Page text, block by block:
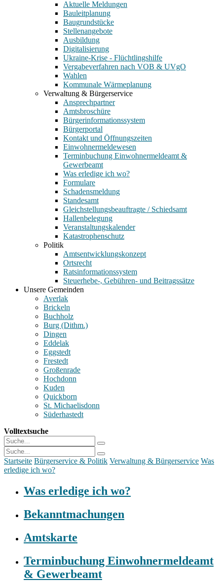
Aktuelle Meldungen
Bauleitplanung
Baugrundstücke
Stellenangebote
Ausbildung
Digitalisierung
Ukraine-Krise - Flüchtlingshilfe
Vergabeverfahren nach VOB & UVgO
Wahlen
Kommunale Wärmeplanung
Verwaltung & Bürgerservice
Ansprechpartner
Amtsbroschüre
Bürgerinformationssystem
Bürgerportal
Kontakt und Öffnungszeiten
Einwohnermeldewesen
Terminbuchung Einwohnermeldeamt &
Gewerbeamt
Was erledige ich wo?
Formulare
Schadensmeldung
Standesamt
Gleichstellungsbeauftragte / Schiedsamt
Hallenbelegung
Veranstaltungskalender
Katastrophenschutz
Politik
Amtsentwicklungskonzept
Ortsrecht
Ratsinformationssystem
Steuerhebe-, Gebühren- und Beitragssätze
Unsere Gemeinden
Averlak
Brickeln
Buchholz
Burg (Dithm.)
Dingen
Eddelak
Eggstedt
Frestedt
Großenrade
Hochdonn
Kuden
Quickborn
St. Michaelisdonn
Süderhastedt
Volltextsuche
Startseite Bürgerservice & Politik Verwaltung & Bürgerservice Was
erledige ich wo?
Was erledige ich wo?
Bekanntmachungen
Amtskarte
Terminbuchung Einwohnermeldeamt
& Gewerbeamt